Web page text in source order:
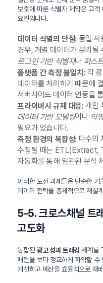
보호에 따른 식별자 제약은 고
요인입니다.
데이터 식별의 단절:동일 사
경우, 개별 데이터가 분리될
로그인 기반 식별자나 퍼스
플랫폼 간 측정 불일치:각 광
데이터를 처리하기 때문에
서버사이드 데이터 연동을
프라이버시 규제 대응:개인
데이터 기반 모델링이나 익
필요가 있습니다.
측정 환경의 복잡성:다수의
수집될 때는 ETL(Extract,
자동화를 통해 일관된 분석
이러한 도전 과제들은 단순한 기
데이터 전략을 총체적으로 재설
5-5. 크로스채널 트
고도화
통합된 광고 성과 트래킹 체계를
패턴을 보다 정교하게 파악할 수
개선하고 예산을 효율적으로 재